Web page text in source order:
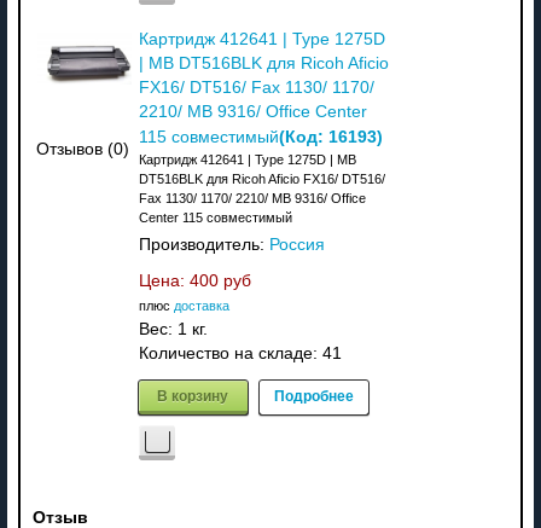
Отзывов (0)
Картридж 412641 | Type 1275D
| MB DT516BLK для Ricoh Aficio
FX16/ DT516/ Fax 1130/ 1170/
2210/ MB 9316/ Office Center
115 совместимый(Код: 16193)
Картридж 412641 | Type 1275D | MB
DT516BLK для Ricoh Aficio FX16/ DT516/
Fax 1130/ 1170/ 2210/ MB 9316/ Office
Center 115 совместимый
Производитель: Россия
Цена: 400 руб
плюс доставка
Вес: 1 кг.
Количество на складе: 41
В корзину Подробнее
Отзыв